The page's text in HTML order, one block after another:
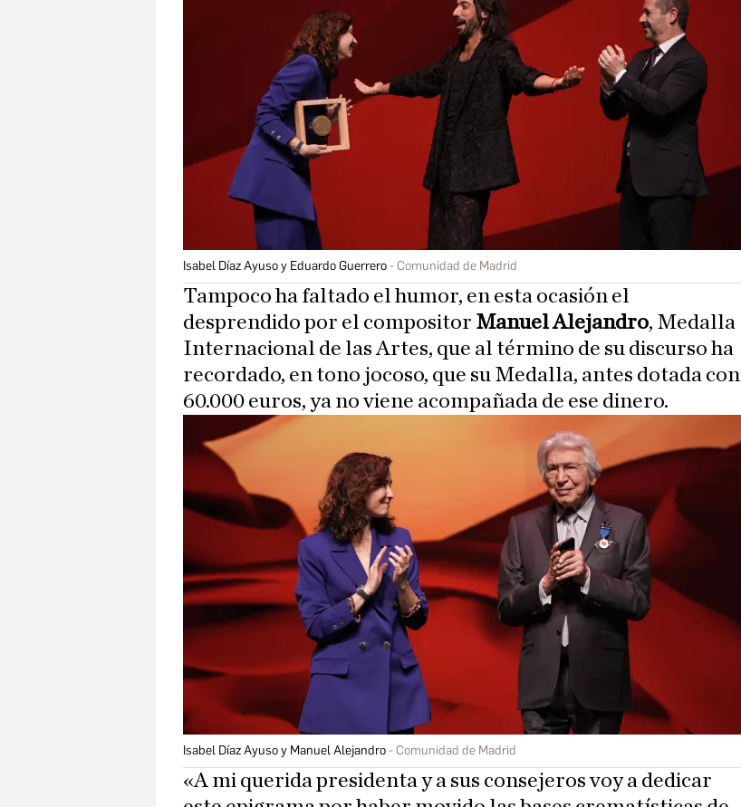
Isabel Díaz Ayuso y Eduardo Guerrero Comunidad de Madrid
Tampoco ha faltado el humor, en esta ocasión el
desprendido por el compositor Manuel Alejandro, Medalla
Internacional de las Artes, que al término de su discurso ha
recordado, en tono jocoso, que su Medalla, antes dotada con
60.000 euros, ya no viene acompañada de ese dinero.
Isabel Díaz Ayuso y Manuel Alejandro Comunidad de Madrid
«A mi querida presidenta y a sus consejeros voy a dedicar